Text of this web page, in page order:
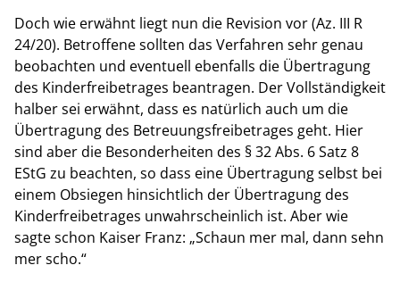
Doch wie erwähnt liegt nun die Revision vor (Az. III R
24/20). Betroffene sollten das Verfahren sehr genau
beobachten und eventuell ebenfalls die Übertragung
des Kinderfreibetrages beantragen. Der Vollständigkeit
halber sei erwähnt, dass es natürlich auch um die
Übertragung des Betreuungsfreibetrages geht. Hier
sind aber die Besonderheiten des § 32 Abs. 6 Satz 8
EStG zu beachten, so dass eine Übertragung selbst bei
einem Obsiegen hinsichtlich der Übertragung des
Kinderfreibetrages unwahrscheinlich ist. Aber wie
sagte schon Kaiser Franz: „Schaun mer mal, dann sehn
mer scho.“